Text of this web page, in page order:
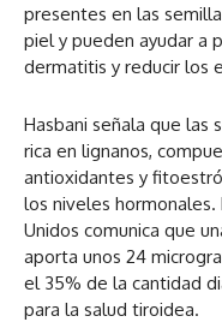
presentes en las
piel y pueden ayudar a
dermatitis y reducir los
Hasbani señala que las
rica en lignanos,
antioxidantes y
los niveles hormonales.
Unidos comunica que
aporta unos 24
el 35% de la cantidad
para la salud tiroidea.